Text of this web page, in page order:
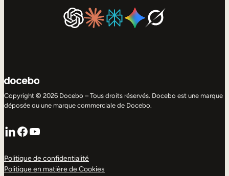
Copyright © 2026 Docebo – Tous droits réservés. Docebo est une marque
déposée ou une marque commerciale de Docebo.
LinkedIn
Facebook
YouTube
Politique de confidentialité
Politique en matière de Cookies